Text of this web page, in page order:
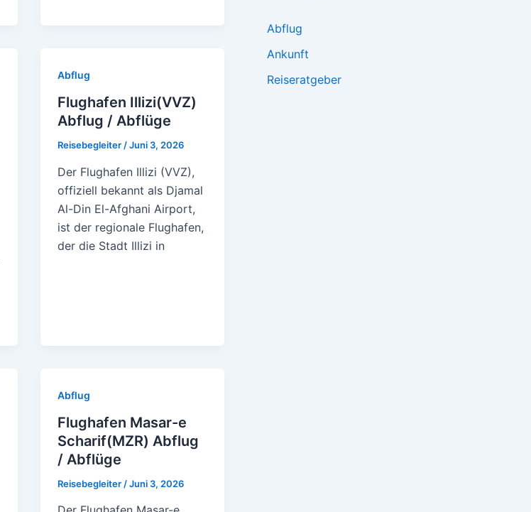
Abflug
Flughafen Illizi(VVZ)
Abflug / Abflüge
Reisebegleiter /Juni 3, 2026
Der Flughafen Illizi (VVZ),
offiziell bekannt als Djamal
Al-Din El-Afghani Airport,
ist der regionale Flughafen,
der die Stadt Illizi in
Abflug
Flughafen Masar-e
Scharif(MZR) Abflug
/ Abflüge
Reisebegleiter /Juni 3, 2026
Abflug
Ankunft
Reiseratgeber